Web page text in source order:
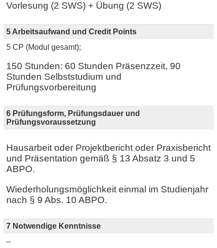
Vorlesung (2 SWS) + Übung (2 SWS)
5 Arbeitsaufwand und Credit Points
5 CP (Modul gesamt);
150 Stunden: 60 Stunden Präsenzzeit, 90
Stunden Selbststudium und
Prüfungsvorbereitung
6 Prüfungsform, Prüfungsdauer und
Prüfungsvoraussetzung
Hausarbeit oder Projektbericht oder Praxisbericht
und Präsentation gemäß § 13 Absatz 3 und 5
ABPO.
Wiederholungsmöglichkeit einmal im Studienjahr
nach § 9 Abs. 10 ABPO.
7 Notwendige Kenntnisse
–